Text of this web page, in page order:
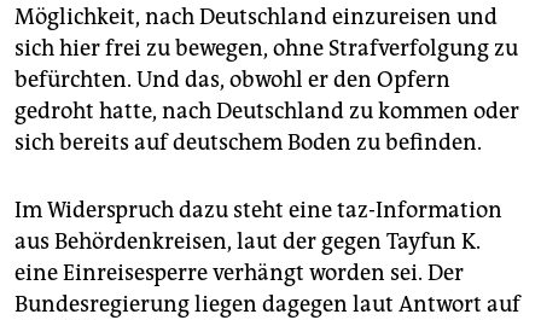
Möglichkeit, nach Deutschland einzureisen und
sich hier frei zu bewegen, ohne Strafverfolgung zu
befürchten. Und das, obwohl er den Opfern
gedroht hatte, nach Deutschland zu kommen oder
sich bereits auf deutschem Boden zu befinden.
Im Widerspruch dazu steht eine taz-Information
aus Behördenkreisen, laut der gegen Tayfun K.
eine Einreisesperre verhängt worden sei. Der
Bundesregierung liegen dagegen laut Antwort auf